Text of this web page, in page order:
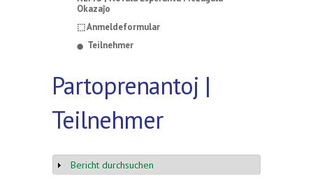
Okazaĵo
⬚ Anmeldeformular
⬤ Teilnehmer
Partoprenantoj |
Teilnehmer
Anzeigen
Bericht durchsuchen